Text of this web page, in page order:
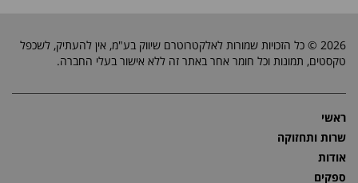
2026 © כל הזכויות שמורות לאלקטרוטרם שיווק בע"מ, אין להעתיק, לשכפל
טקסטים, תמונות וכל חומר אחר באתר זה ללא אישור בעלי החברה.
ראשי
שרות ותחזוקה
אודות
ספקים